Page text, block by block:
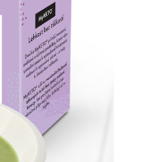
DOPLNĚK STRAVY